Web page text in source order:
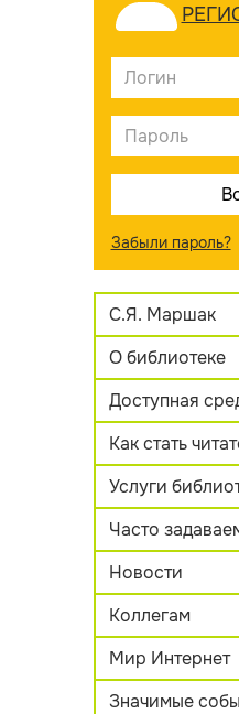
Забыли пароль?
С.Я. Маршак
О библиотеке
Доступная
Как стать
Услуги
Часто
Новости
Коллегам
Мир Интернет
Значимые